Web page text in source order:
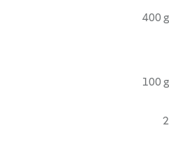
400 g
100 g
2